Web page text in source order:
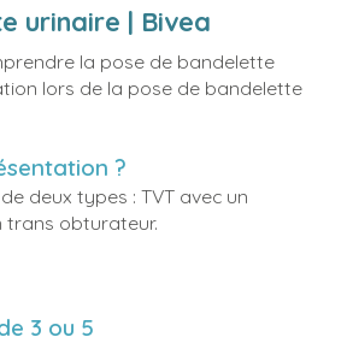
urinaire | Bivea
la pose de bandelette
lors de la pose de bandelette
?
deux types : TVT avec un
trans obturateur.
3 ou 5